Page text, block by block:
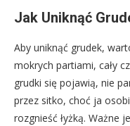
Jak Uniknąć
Aby uniknąć grudek,
mokrych partiami, cały
grudki się pojawią, nie
przez sitko, choć ja
rozgnieść łyżką. Ważne